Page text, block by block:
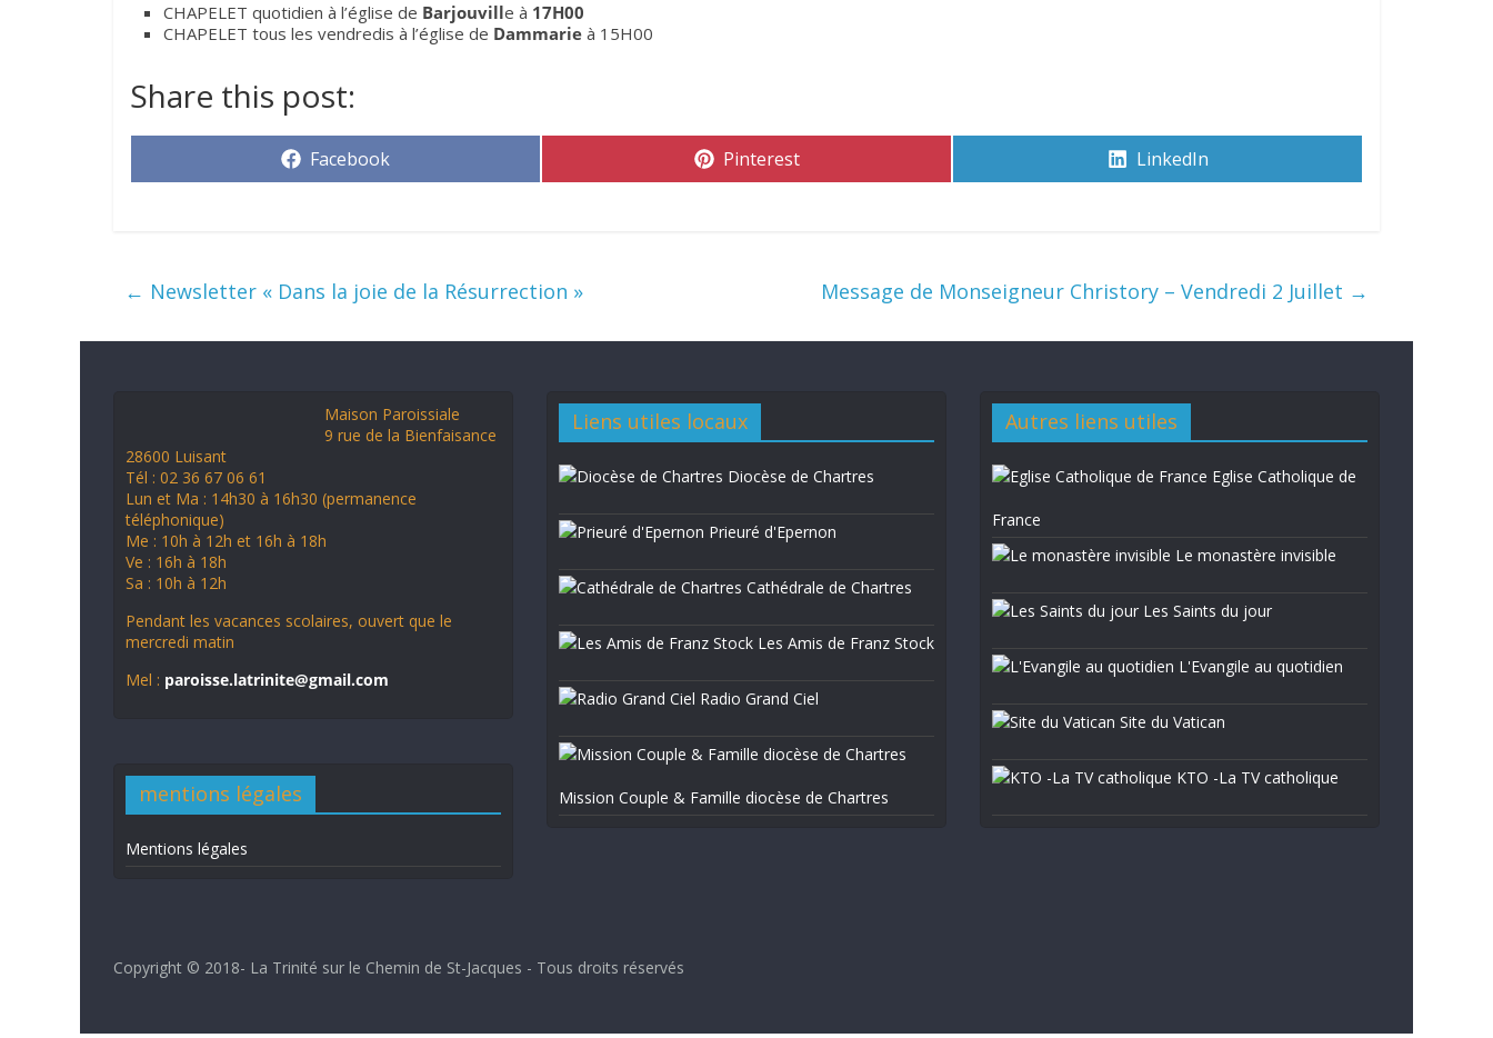
CHAPELET quotidien à l’église de Barjouville à 17H00
CHAPELET tous les vendredis à l’église de Dammarie à 15H00
Share this post:
Facebook Pinterest LinkedIn
← Newsletter « Dans la joie de la Résurrection » Message de Monseigneur Christory – Vendredi 2 Juillet →
Maison Paroissiale
9 rue de la Bienfaisance
28600 Luisant
Tél : 02 36 67 06 61
Lun et Ma : 14h30 à 16h30 (permanence
téléphonique)
Me : 10h à 12h et 16h à 18h
Ve : 16h à 18h
Sa : 10h à 12h
Pendant les vacances scolaires, ouvert que le
mercredi matin
Mel : paroisse.latrinite@gmail.com
mentions légales
Mentions légales
Liens utiles locaux
Diocèse de Chartres
Prieuré d'Epernon
Cathédrale de Chartres
Les Amis de Franz Stock
Radio Grand Ciel
Mission Couple & Famille diocèse de Chartres
Autres liens utiles
Eglise Catholique de
France
Le monastère invisible
Les Saints du jour
L'Evangile au quotidien
Site du Vatican
KTO -La TV catholique
Copyright © 2018- La Trinité sur le Chemin de St-Jacques - Tous droits réservés